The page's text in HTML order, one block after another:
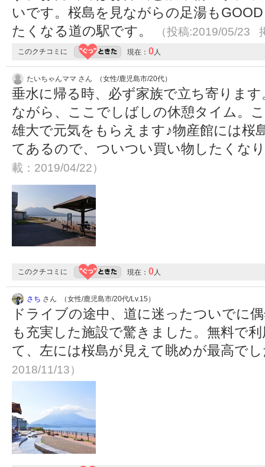
いです。桜島を見ながらの足湯も
たくなる道の駅です。
（投稿:2019/05/23
このクチコミに 現在： 0人
たいちゃんママ さん （女性/鹿児島市/20代）
垂水に帰る時、必ず家族で立ち寄りま
ながら、ここでしばしの休憩タイム。
雄大で元気をもらえます♪物産館には桜
てあるので、ついつい買い物したくな
載：2019/04/22）
このクチコミに 現在： 0人
さち さん （女性/鹿児島市/20代/Lv.15）
ドライブの途中、道に迷ったついでに
も充実した施設で驚きました。無料で
て、左には桜島が見えて眺めが最高で
2018/11/13）